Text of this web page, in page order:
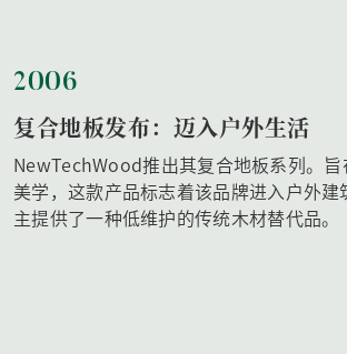
2006
复合地板发布：迈入户外生活
NewTechWood推出其复合地板系列。旨
美学，这款产品标志着该品牌进入户外建
主提供了一种低维护的传统木材替代品。